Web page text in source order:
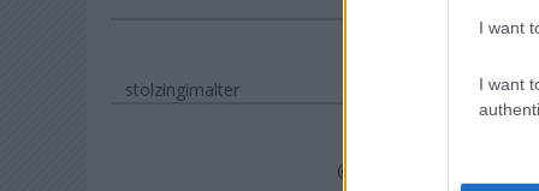
I want
I want
stolzingimalter
@RSlash